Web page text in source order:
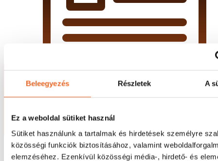
Beleegyezés Részletek A
Ez a weboldal sütiket használ
Sütiket használunk a tartalmak és hirdetések személyre
közösségi funkciók biztosításához, valamint
elemzéséhez. Ezenkívül közösségi média-, hirdető- és